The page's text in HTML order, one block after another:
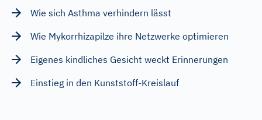
Wie sich Asthma verhindern lässt
Wie Mykorrhizapilze ihre Netzwerke optimieren
Eigenes kindliches Gesicht weckt Erinnerungen
Einstieg in den Kunststoff-Kreislauf